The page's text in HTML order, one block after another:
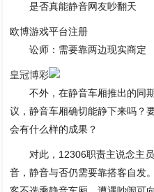
是否真能静音网友吵翻天
欧博游戏平台注册
讼师：需要靠两边现实商定
皇冠博彩
不外，在静音车厢推出的同期
议，静音车厢确切能静下来吗？
会有什么样的成果？
对此，12306职责主说念主员
音，静音与否仍需要靠搭客自发